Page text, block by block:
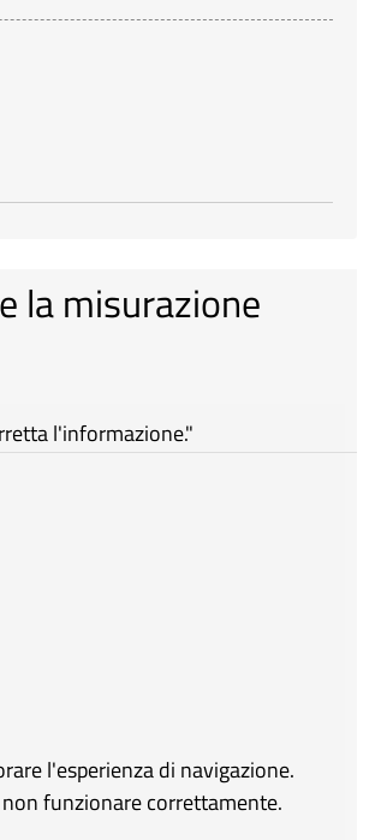
la misurazione
l'informazione."
l'esperienza di navigazione.
funzionare correttamente.